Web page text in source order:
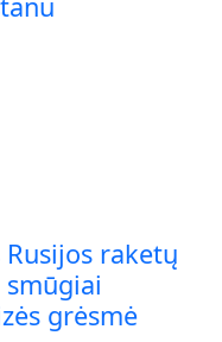
raketų
grėsmė